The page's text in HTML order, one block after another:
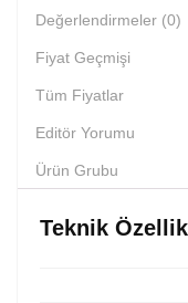
Değerlendirmeler (0)
Fiyat Geçmişi
Tüm Fiyatlar
Editör Yorumu
Ürün Grubu
Teknik